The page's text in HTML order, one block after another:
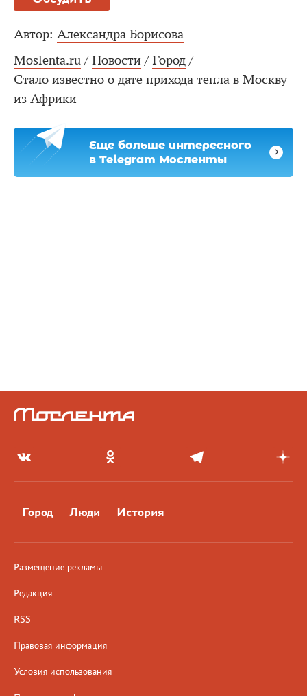
Автор: Александра Борисова
Moslenta.ru / Новости / Город /
Стало известно о дате прихода тепла в Москву
из Африки
Еще больше интересного
в Telegram Мосленты
Город Люди История
Размещение рекламы
Редакция
RSS
Правовая информация
Условия использования